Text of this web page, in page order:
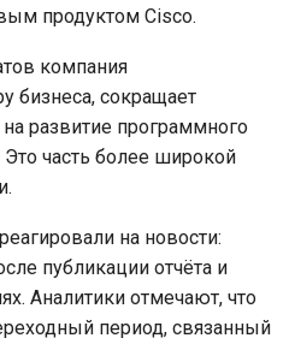
продуктом Cisco.
компания
бизнеса, сокращает
развитие программного
часть более широкой
на новости:
публикации отчёта и
Аналитики отмечают, что
период, связанный